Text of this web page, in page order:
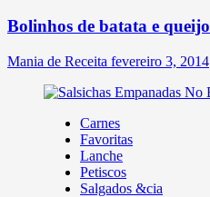
Bolinhos de batata e queijo
Mania de Receita fevereiro 3, 2014
Carnes
Favoritas
Lanche
Petiscos
Salgados &cia